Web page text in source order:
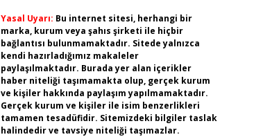
Yasal Uyarı: Bu internet sitesi, herhangi bir
marka, kurum veya şahıs şirketi ile hiçbir
bağlantısı bulunmamaktadır. Sitede yalnızca
kendi hazırladığımız makaleler
paylaşılmaktadır. Burada yer alan içerikler
haber niteliği taşımamakta olup, gerçek kurum
ve kişiler hakkında paylaşım yapılmamaktadır.
Gerçek kurum ve kişiler ile isim benzerlikleri
tamamen tesadüfidir. Sitemizdeki bilgiler taslak
halindedir ve tavsiye niteliği taşımazlar.